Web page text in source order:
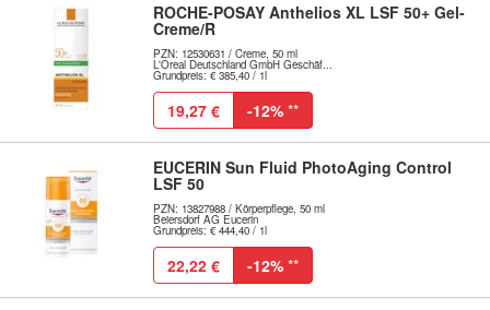
ROCHE-POSAY Anthelios XL LSF 50+ Gel-
Creme/R
PZN: 12530631 / Creme, 50 ml
L'Oreal Deutschland GmbH Geschäf...
Grundpreis: € 385,40 / 1l
19,27 € -12% **
EUCERIN Sun Fluid PhotoAging Control
LSF 50
PZN: 13827988 / Körperpflege, 50 ml
Beiersdorf AG Eucerin
Grundpreis: € 444,40 / 1l
22,22 € -12% **